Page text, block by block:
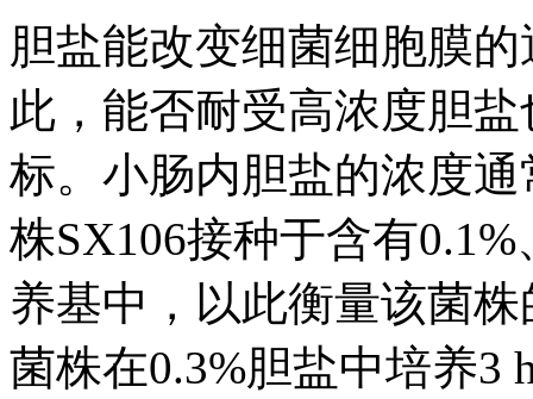
胆盐能改变细菌细胞膜
此，能否耐受高浓度胆
标。小肠内胆盐的浓度
株SX106接种于含有
养基中，以此衡量该菌
菌株在0.3%胆盐中培养3